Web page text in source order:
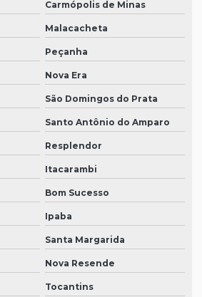
Carmópolis de Minas
Malacacheta
Peçanha
Nova Era
São Domingos do Prata
Santo Antônio do Amparo
Resplendor
Itacarambi
Bom Sucesso
Ipaba
Santa Margarida
Nova Resende
Tocantins